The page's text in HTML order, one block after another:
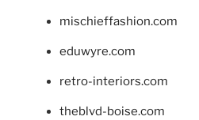
mischieffashion.com
eduwyre.com
retro-interiors.com
theblvd-boise.com